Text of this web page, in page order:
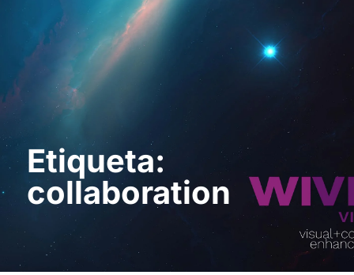
demonstração
Etiqueta:
collaboration